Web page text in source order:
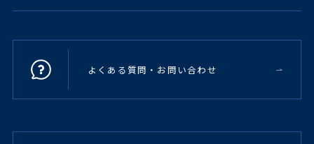
よくある質問・お問い合わせ